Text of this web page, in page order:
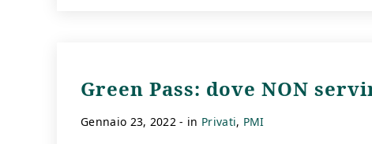
Green Pass: dove NON
gennaio 23, 2022 - in Privati PMI